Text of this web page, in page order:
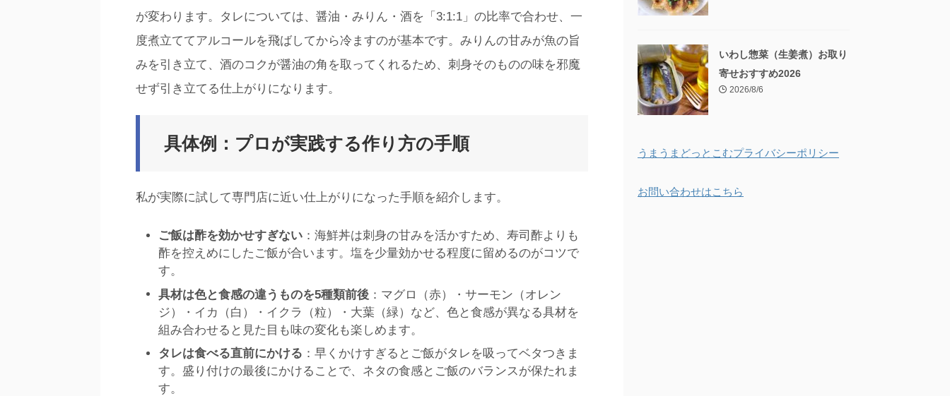
が変わります。タレについては、醤油・みりん・酒を「3:1:1」の比率で合わせ、一
度煮立ててアルコールを飛ばしてから冷ますのが基本です。みりんの甘みが魚の旨
みを引き立て、酒のコクが醤油の角を取ってくれるため、刺身そのものの味を邪魔
せず引き立てる仕上がりになります。
具体例：プロが実践する作り方の手順
私が実際に試して専門店に近い仕上がりになった手順を紹介します。
ご飯は酢を効かせすぎない ：海鮮丼は刺身の甘みを活かすため、寿司酢よりも
酢を控えめにしたご飯が合います。塩を少量効かせる程度に留めるのがコツで
す。
具材は色と食感の違うものを5種類前後 ：マグロ（赤）・サーモン（オレン
ジ）・イカ（白）・イクラ（粒）・大葉（緑）など、色と食感が異なる具材を
組み合わせると見た目も味の変化も楽しめます。
タレは食べる直前にかける ：早くかけすぎるとご飯がタレを吸ってベタつきま
す。盛り付けの最後にかけることで、ネタの食感とご飯のバランスが保たれま
す。
いわし惣菜（生姜煮）お取り
寄せおすすめ2026
2026/8/6
うまうまどっとこむプライバシーポリシー
お問い合わせはこちら